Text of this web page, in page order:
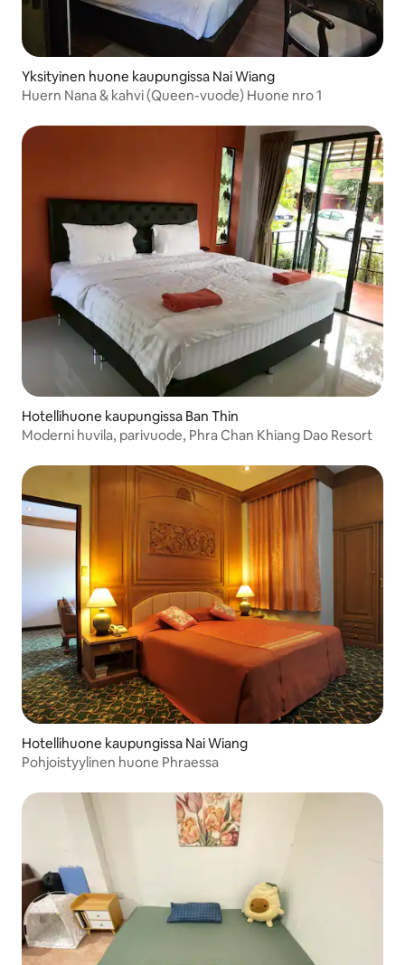
Yksityinen huone kaupungissa Nai Wiang
Huern Nana & kahvi (Queen-vuode) Huone nro 1
Hotellihuone kaupungissa Ban Thin
Moderni huvila, parivuode, Phra Chan Khiang Dao Resort
Hotellihuone kaupungissa Nai Wiang
Pohjoistyylinen huone Phraessa